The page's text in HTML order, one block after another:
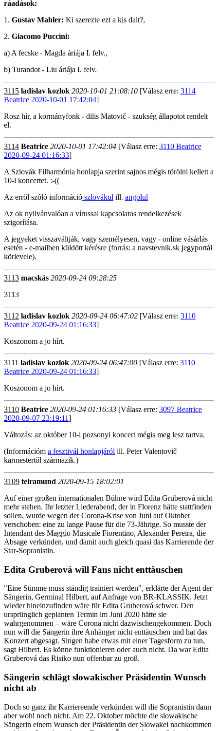
ráadások:
1. Gustav Mahler: Ki szerezte ezt a kis dalt?,
2. Giacomo Puccini:
a) A fecske - Magda áriája I. felv.,
b) Turandot - Liu áriája I. felv.
3115 ladislav kozlok 2020-10-01 21:08:10 [Válasz erre: 3114
Beatrice 2020-10-01 17:42:04]
Rosz hír, a kormányfonk - dilis Matovič - szukség állapotot rendelt
el.
3114 Beatrice 2020-10-01 17:42:04 [Válasz erre: 3110 Beatrice
2020-09-24 01:16:33]
A Szlovák Filharmónia honlapja szerint sajnos mégis törölni kellett a
10-i koncertet. :-((
Az erről szóló információ szlovákul ill. angolul
Az ok nyilvánvalóan a vírussal kapcsolatos rendelkezések
szigorítása.
A jegyeket visszaváltják, vagy személyesen, vagy - online vásárlás
esetén - e-mailben küldött kérésre (forrás: a navstevnik.sk jegyportál
körlevele).
3113 macskás 2020-09-24 09:28:25
3113
3112 ladislav kozlok 2020-09-24 06:47:02 [Válasz erre: 3110
Beatrice 2020-09-24 01:16:33]
Koszonom a jo hírt.
3111 ladislav kozlok 2020-09-24 06:47:00 [Válasz erre: 3110
Beatrice 2020-09-24 01:16:33]
Koszonom a jo hírt.
3110 Beatrice 2020-09-24 01:16:33 [Válasz erre: 3097 Beatrice
2020-09-07 23:19:11]
Változás: az október 10-i pozsonyi koncert mégis meg lesz tartva.
(Információm a fesztivál honlapjáról ill. Peter Valentovič
karmestertől származik.)
3109 telramund 2020-09-15 18:02:01
Auf einer großen internationalen Bühne wird Edita Gruberová nicht
mehr stehen. Ihr letzter Liederabend, der in Florenz hätte stattfinden
sollen, wurde wegen der Corona-Krise von Juni auf Oktober
verschoben: eine zu lange Pause für die 73-Jährige. So musste der
Intendant des Maggio Musicale Fiorentino, Alexander Pereira, die
Absage verkünden, und damit auch gleich quasi das Karrierende der
Star-Sopranistin.
Edita Gruberová will Fans nicht enttäuschen
"Eine Stimme muss ständig trainiert werden", erklärte der Agent der
Sängerin, Germinal Hilbert, auf Anfrage von BR-KLASSIK. Jetzt
wieder hineinzufinden wäre für Edita Gruberová schwer. Den
ursprünglich geplanten Termin im Juni 2020 hätte sie
wahrgenommen – wäre Corona nicht dazwischengekommen. Doch
nun will die Sängerin ihre Anhänger nicht enttäuschen und hat das
Konzert abgesagt. Singen habe etwas mit einer Tagesform zu tun,
sagt Hilbert. Es könne funktionieren oder auch nicht. Da war Edita
Gruberová das Risiko nun offenbar zu groß.
Sängerin schlägt slowakischer Präsidentin Wunsch
nicht ab
Doch so ganz ihr Karriereende verkünden will die Sopranistin dann
aber wohl noch nicht. Am 22. Oktober möchte die slowakische
Sängerin einem Wunsch der Präsidentin der Slowakei nachkommen